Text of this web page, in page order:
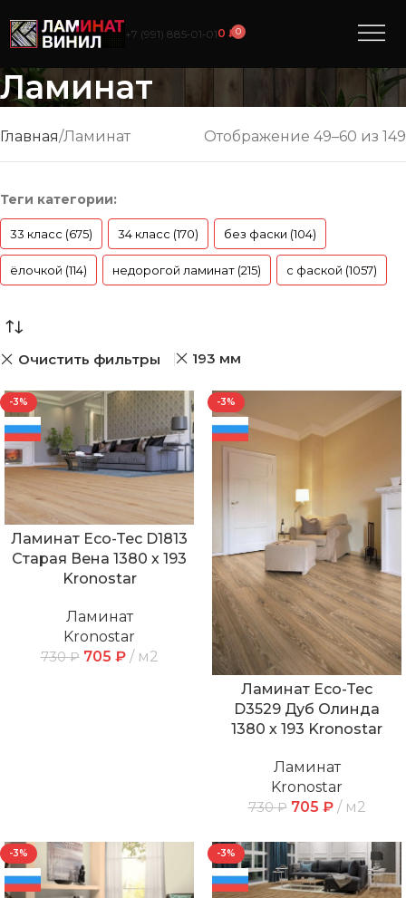
+7 (991) 885‑01‑010₽0
Ламинат
Главная Ламинат Отображение 61–72 из 149
Теги категории:
33 класс (675) 34 класс (170) без фаски (104)
ёлочкой (114) недорогой ламинат (215) с фаской (1057)
Очистить фильтры 193 мм
-3%
Ламинат Eco-Tec D1813
Старая Вена 1380 х 193
Kronostar
Ламинат
Kronostar
730₽ 705 ₽ м2
-3%
Ламинат Eco-Tec
D3529 Дуб Олинда
1380 х 193 Kronostar
Ламинат
Kronostar
730₽ 705 ₽ м2
-3% -3%